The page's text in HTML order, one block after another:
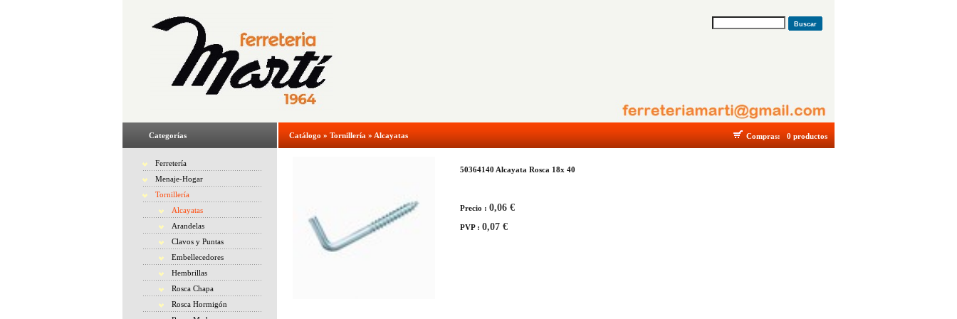
Buscar
Categorías
Ferretería
Menaje-Hogar
Tornillería
Alcayatas
Arandelas
Clavos y Puntas
Embellecedores
Hembrillas
Rosca Chapa
Rosca Hormigón
Catálogo » Tornillería » Alcayatas Compras: 0 productos
50364140 Alcayata Rosca 18x 40
Precio : 0,06 €
PVP : 0,07 €